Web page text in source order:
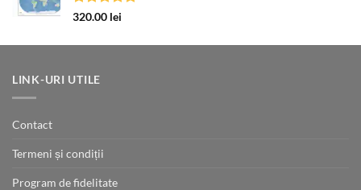
Evaluat la
320.00 lei
LINK-URI UTILE
Contact
Termeni și condiții
Program de fidelitate